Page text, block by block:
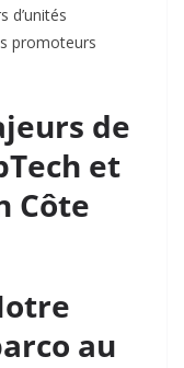
d’unités
promoteurs
de
et
Côte
au